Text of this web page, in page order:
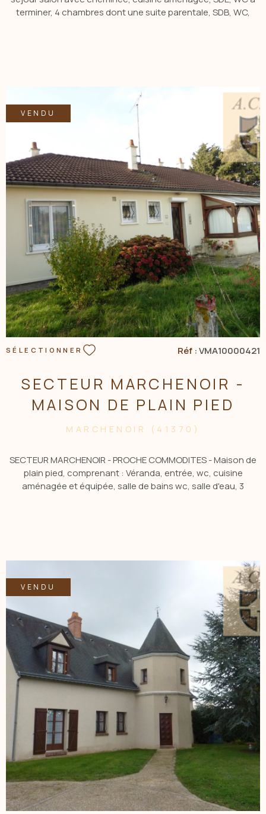
terminer, 4 chambres dont une suite parentale, SDB, WC,
VENDU
VOIR LE BIEN
SÉLECTIONNER Réf :VMA10000421
SECTEUR MARCHENOIR -
MAISON DE PLAIN PIED
MARCHENOIR (41370)
SECTEUR MARCHENOIR - PROCHE COMMODITES - Maison de
plain pied, comprenant : Véranda, entrée, wc, cuisine
aménagée et équipée, salle de bains wc, salle d'eau, 3
VENDU
VOIR LE BIEN